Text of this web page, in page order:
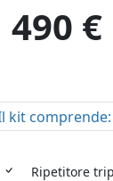
490 €
kit comprende:
Ripetitore